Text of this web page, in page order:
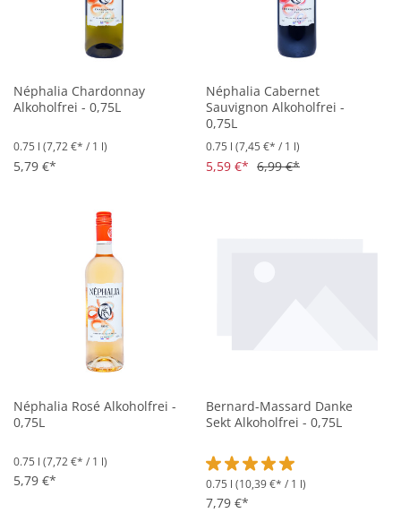
Néphalia Chardonnay
Alkoholfrei - 0,75L
0.75 l (7,72 €* / 1 l)
5,79 €*
Néphalia Cabernet
Sauvignon Alkoholfrei -
0,75L
0.75 l (7,45 €* / 1 l)
5,59 €* 6,99 €*
Néphalia Rosé Alkoholfrei -
0,75L
0.75 l (7,72 €* / 1 l)
5,79 €*
Bernard-Massard Danke
Sekt Alkoholfrei - 0,75L
Durchschnittliche Bewertung
0.75 l (10,39 €* / 1 l)
7,79 €*